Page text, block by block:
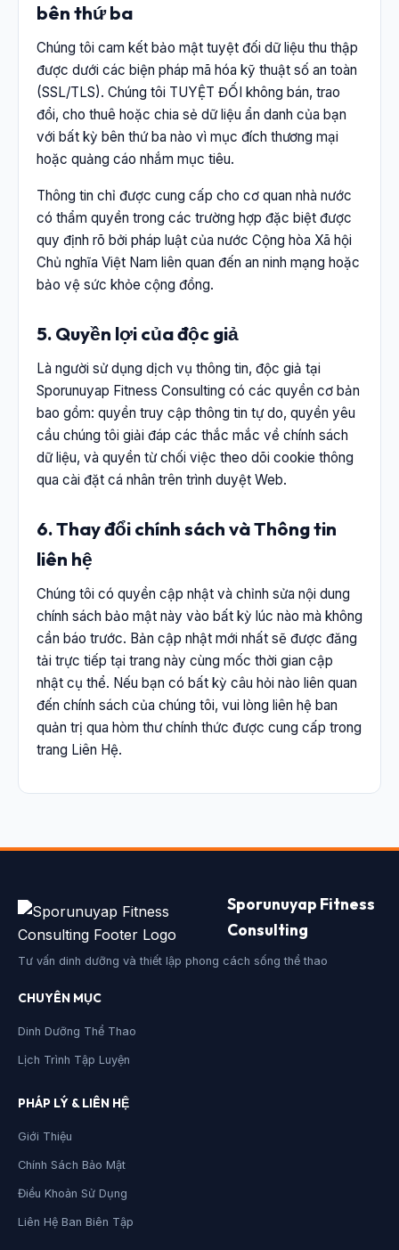
bên thứ ba
Chúng tôi cam kết bảo mật tuyệt đối dữ liệu thu thập
được dưới các biện pháp mã hóa kỹ thuật số an toàn
(SSL/TLS). Chúng tôi TUYỆT ĐỐI không bán, trao
đổi, cho thuê hoặc chia sẻ dữ liệu ẩn danh của bạn
với bất kỳ bên thứ ba nào vì mục đích thương mại
hoặc quảng cáo nhắm mục tiêu.
Thông tin chỉ được cung cấp cho cơ quan nhà nước
có thẩm quyền trong các trường hợp đặc biệt được
quy định rõ bởi pháp luật của nước Cộng hòa Xã hội
Chủ nghĩa Việt Nam liên quan đến an ninh mạng hoặc
bảo vệ sức khỏe cộng đồng.
5. Quyền lợi của độc giả
Là người sử dụng dịch vụ thông tin, độc giả tại
Sporunuyap Fitness Consulting có các quyền cơ bản
bao gồm: quyền truy cập thông tin tự do, quyền yêu
cầu chúng tôi giải đáp các thắc mắc về chính sách
dữ liệu, và quyền từ chối việc theo dõi cookie thông
qua cài đặt cá nhân trên trình duyệt Web.
6. Thay đổi chính sách và Thông tin
liên hệ
Chúng tôi có quyền cập nhật và chỉnh sửa nội dung
chính sách bảo mật này vào bất kỳ lúc nào mà không
cần báo trước. Bản cập nhật mới nhất sẽ được đăng
tải trực tiếp tại trang này cùng mốc thời gian cập
nhật cụ thể. Nếu bạn có bất kỳ câu hỏi nào liên quan
đến chính sách của chúng tôi, vui lòng liên hệ ban
quản trị qua hòm thư chính thức được cung cấp trong
trang Liên Hệ.
Sporunuyap Fitness
Consulting
Tư vấn dinh dưỡng và thiết lập phong cách sống thể thao
CHUYÊN MỤC
Dinh Dưỡng Thể Thao
Lịch Trình Tập Luyện
PHÁP LÝ & LIÊN HỆ
Giới Thiệu
Chính Sách Bảo Mật
Điều Khoản Sử Dụng
Liên Hệ Ban Biên Tập